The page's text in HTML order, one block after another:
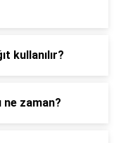
kullanılır?
ne zaman?